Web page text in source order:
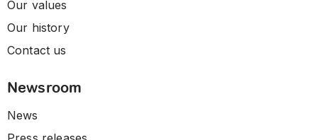
Our values
Our history
Contact us
Newsroom
News